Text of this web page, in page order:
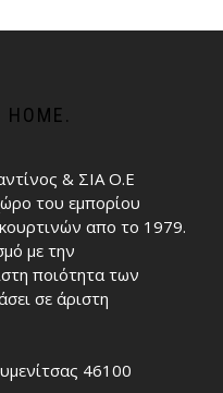
HOME.
& ΣΙΑ Ο.Ε
του εμπορίου
απο το 1979.
με την
ποιότητα των
σε άριστη
46100